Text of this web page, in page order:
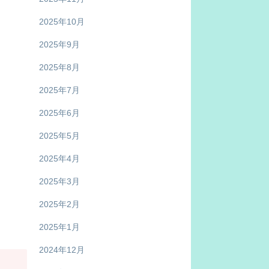
2025年10月
2025年9月
2025年8月
2025年7月
2025年6月
2025年5月
2025年4月
2025年3月
2025年2月
2025年1月
2024年12月